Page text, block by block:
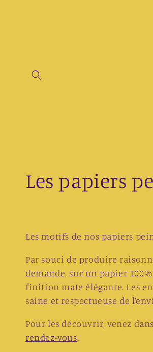
C
l
l
e
c
t
Les papiers
Les motifs de nos papiers
Par souci de produire
demande, sur un papier
finition mate élégante. Les
saine et respectueuse de
Pour les découvrir, venez
rendez-vous.